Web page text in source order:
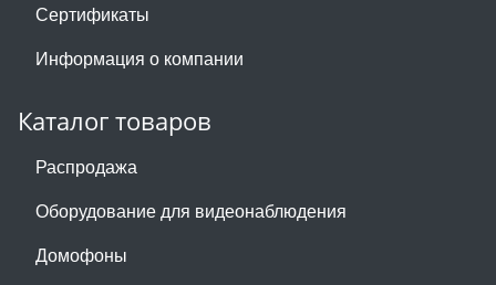
Сертификаты
Информация о компании
Каталог товаров
Распродажа
Оборудование для видеонаблюдения
Домофоны